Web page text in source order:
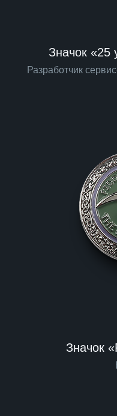
Значок «25
Разработчик
Значок